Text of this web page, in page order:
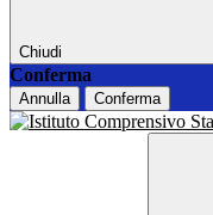
Chiudi
Conferma
Annulla Conferma